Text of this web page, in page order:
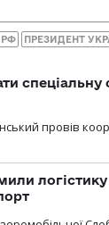
РФ ПРЕЗИДЕНТ
провів